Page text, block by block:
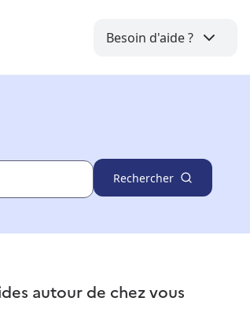
Besoin d'aide ?
Rechercher
autour de chez vous